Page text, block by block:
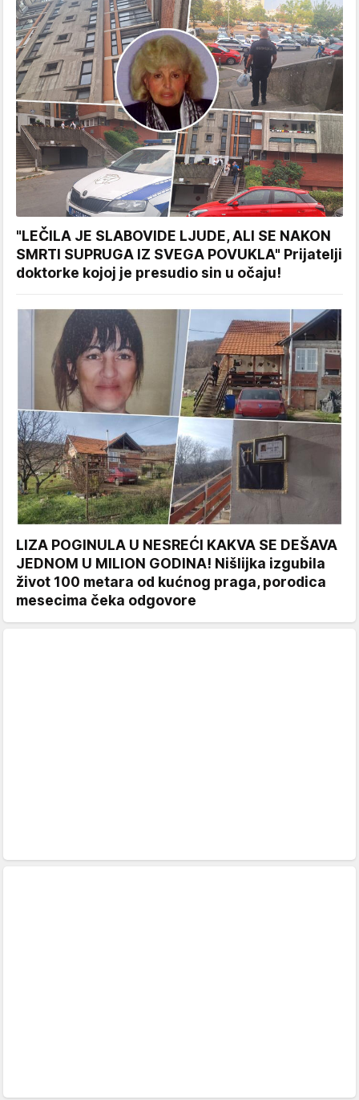
"LEČILA JE SLABOVIDE LJUDE, ALI SE NAKON
SMRTI SUPRUGA IZ SVEGA POVUKLA" Prijatelji
doktorke kojoj je presudio sin u očaju!
LIZA POGINULA U NESREĆI KAKVA SE DEŠAVA
JEDNOM U MILION GODINA! Nišlijka izgubila
život 100 metara od kućnog praga, porodica
mesecima čeka odgovore